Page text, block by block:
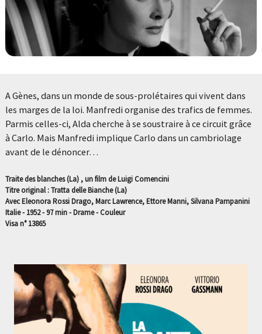
A Gènes, dans un monde de sous-prolétaires qui vivent dans
les marges de la loi. Manfredi organise des trafics de femmes.
Parmis celles-ci, Alda cherche à se soustraire à ce circuit grâce
à Carlo. Mais Manfredi implique Carlo dans un cambriolage
avant de le dénoncer…
Traite des blanches (La) , un film de Luigi Comencini
Titre original : Tratta delle Bianche (La)
Avec Eleonora Rossi Drago, Marc Lawrence, Ettore Manni, Silvana Pampanini
Italie - 1952 - 97 min - Drame - Couleur
Visa n° 13865